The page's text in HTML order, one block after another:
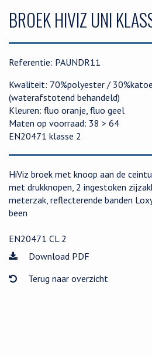
BROEK HIVIZ UNI
Referentie: PAUNDR11
Kwaliteit: 70%polyester /
(waterafstotend behandeld)
Kleuren: fluo oranje, fluo geel
Maten op voorraad: 38 > 64
EN20471 klasse 2
HiViz broek met knoop aan de
met drukknopen, 2 ingestoken
meterzak, reflecterende banden
been
EN20471 CL 2
Download PDF
Terug naar overzicht